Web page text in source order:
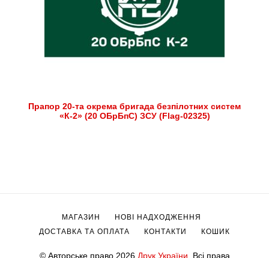
Прапор 20-та окрема бригада безпілотних систем
«К-2» (20 ОБрБпС) ЗСУ (Flag-02325)
© Авторське право 2026 Друк України . Всі права
МАГАЗИН
НОВІ НАДХОДЖЕННЯ
ДОСТАВКА ТА ОПЛАТА
КОНТАКТИ КОШИК